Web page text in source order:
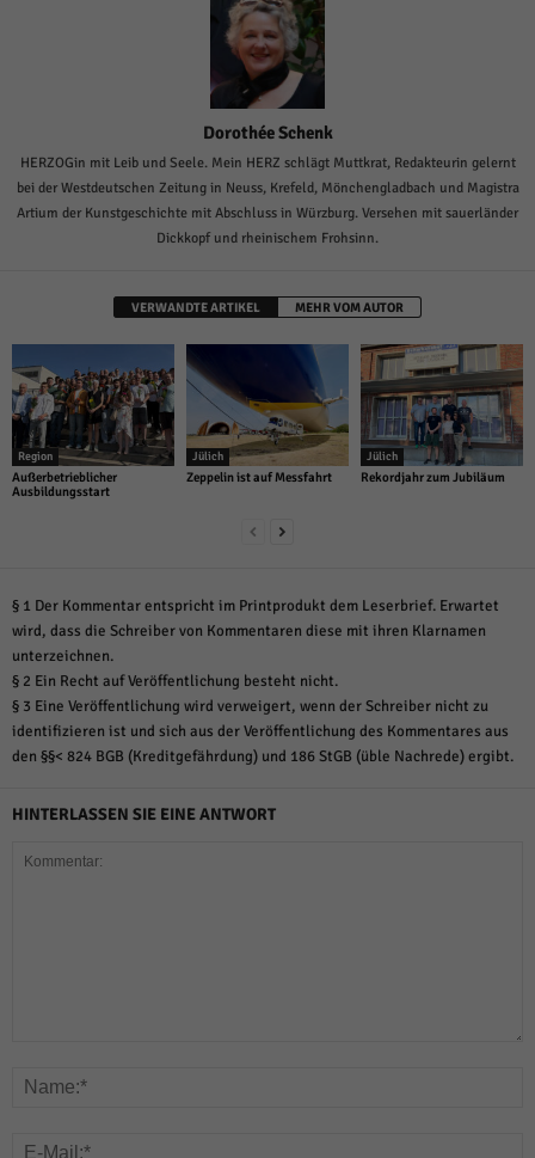
Dorothée Schenk
HERZOGin mit Leib und Seele. Mein HERZ schlägt Muttkrat, Redakteurin gelernt
bei der Westdeutschen Zeitung in Neuss, Krefeld, Mönchengladbach und Magistra
Artium der Kunstgeschichte mit Abschluss in Würzburg. Versehen mit sauerländer
Dickkopf und rheinischem Frohsinn.
VERWANDTE ARTIKEL MEHR VOM AUTOR
Region
Außerbetrieblicher
Ausbildungsstart
Jülich
Zeppelin ist auf Messfahrt
Jülich
Rekordjahr zum Jubiläum
§ 1 Der Kommentar entspricht im Printprodukt dem Leserbrief. Erwartet
wird, dass die Schreiber von Kommentaren diese mit ihren Klarnamen
unterzeichnen.
§ 2 Ein Recht auf Veröffentlichung besteht nicht.
§ 3 Eine Veröffentlichung wird verweigert, wenn der Schreiber nicht zu
identifizieren ist und sich aus der Veröffentlichung des Kommentares aus
den §§< 824 BGB (Kreditgefährdung) und 186 StGB (üble Nachrede) ergibt.
HINTERLASSEN SIE EINE ANTWORT